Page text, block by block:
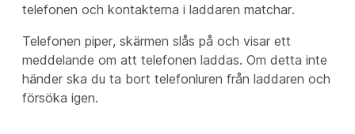
telefonen och kontakterna i laddaren matchar.
Telefonen piper, skärmen slås på och visar ett
meddelande om att telefonen laddas. Om detta inte
händer ska du ta bort telefonluren från laddaren och
försöka igen.